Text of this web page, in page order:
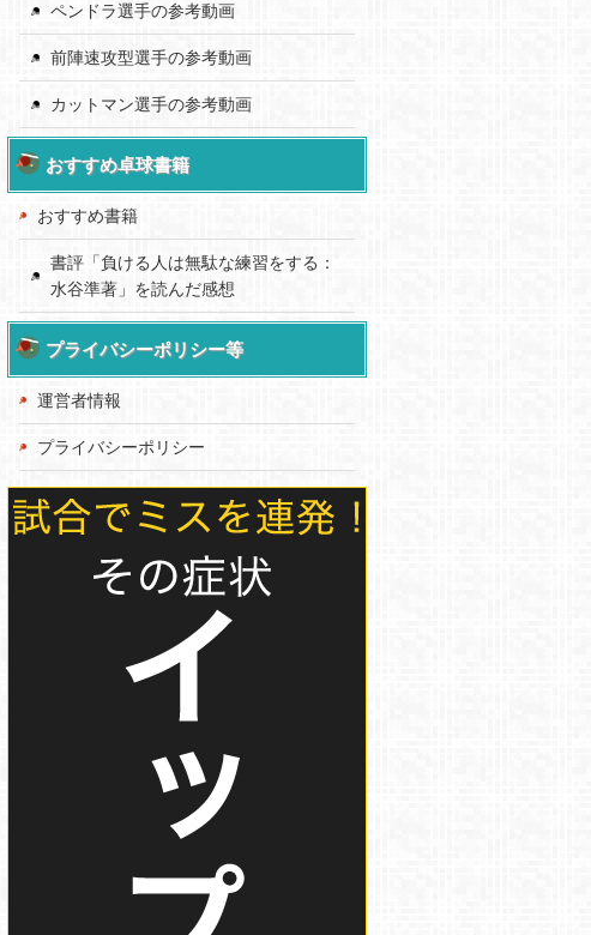
ペンドラ選手の参考動画
前陣速攻型選手の参考動画
カットマン選手の参考動画
おすすめ卓球書籍
おすすめ書籍
書評「負ける人は無駄な練習をする：
水谷準著」を読んだ感想
プライバシーポリシー等
運営者情報
プライバシーポリシー